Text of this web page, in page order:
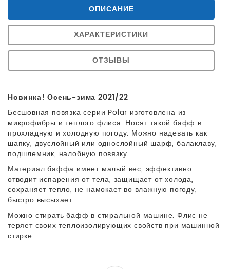
ОПИСАНИЕ
ХАРАКТЕРИСТИКИ
ОТЗЫВЫ
Новинка! Осень-зима 2021/22
Бесшовная повязка серии Polar изготовлена из
микрофибры и теплого флиса. Носят такой бафф в
прохладную и холодную погоду. Можно надевать как
шапку, двуслойный или однослойный шарф, балаклаву,
подшлемник, налобную повязку.
Материал баффа имеет малый вес, эффективно
отводит испарения от тела, защищает от холода,
сохраняет тепло, не намокает во влажную погоду,
быстро высыхает.
Можно стирать бафф в стиральной машине. Флис не
теряет своих теплоизолирующих свойств при машинной
стирке.